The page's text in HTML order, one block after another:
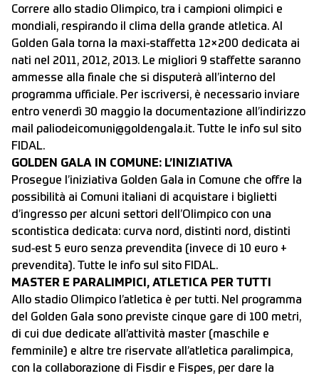
Correre allo stadio Olimpico, tra i campioni olimpici e
mondiali, respirando il clima della grande atletica. Al
Golden Gala torna la maxi-staffetta 12×200 dedicata ai
nati nel 2011, 2012, 2013. Le migliori 9 staffette saranno
ammesse alla finale che si disputerà all’interno del
programma ufficiale. Per iscriversi, è necessario inviare
entro venerdì 30 maggio la documentazione all’indirizzo
mail paliodeicomuni@goldengala.it. Tutte le info sul sito
FIDAL.
GOLDEN GALA IN COMUNE: L’INIZIATIVA
Prosegue l’iniziativa Golden Gala in Comune che offre la
possibilità ai Comuni italiani di acquistare i biglietti
d’ingresso per alcuni settori dell’Olimpico con una
scontistica dedicata: curva nord, distinti nord, distinti
sud-est 5 euro senza prevendita (invece di 10 euro +
prevendita). Tutte le info sul sito FIDAL.
MASTER E PARALIMPICI, ATLETICA PER TUTTI
Allo stadio Olimpico l’atletica è per tutti. Nel programma
del Golden Gala sono previste cinque gare di 100 metri,
di cui due dedicate all’attività master (maschile e
femminile) e altre tre riservate all’atletica paralimpica,
con la collaborazione di Fisdir e Fispes, per dare la